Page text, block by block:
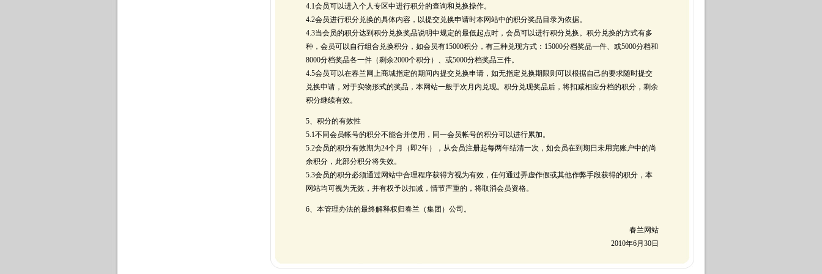
4.1会员可以进入个人专区中进行积分的查询和兑换操作。
4.2会员进行积分兑换的具体内容，以提交兑换申请时本网站中的积分奖品目录为依据。
4.3当会员的积分达到积分兑换奖品说明中规定的最低起点时，会员可以进行积分兑换。积分兑换的方式有多
种，会员可以自行组合兑换积分，如会员有15000积分，有三种兑现方式：15000分档奖品一件、或5000分档和
8000分档奖品各一件（剩余2000个积分）、或5000分档奖品三件。
4.5会员可以在春兰网上商城指定的期间内提交兑换申请，如无指定兑换期限则可以根据自己的要求随时提交
兑换申请，对于实物形式的奖品，本网站一般于次月内兑现。积分兑现奖品后，将扣减相应分档的积分，剩余
积分继续有效。
5、积分的有效性
5.1不同会员帐号的积分不能合并使用，同一会员帐号的积分可以进行累加。
5.2会员的积分有效期为24个月（即2年），从会员注册起每两年结清一次，如会员在到期日未用完账户中的尚
余积分，此部分积分将失效。
5.3会员的积分必须通过网站中合理程序获得方视为有效，任何通过弄虚作假或其他作弊手段获得的积分，本
网站均可视为无效，并有权予以扣减，情节严重的，将取消会员资格。
6、本管理办法的最终解释权归春兰（集团）公司。
春兰网站
2010年6月30日